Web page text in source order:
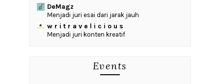
DeMagz
Menjadi juri esai dari jarak jauh
w r i t r a v e l i c i o u s
Menjadi juri konten kreatif
Events